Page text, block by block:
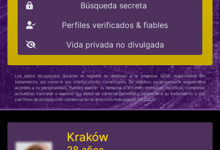
Búsqueda secreta
Perfiles verificados & fiables
Vida privada no divulgada
Los datos recopilados durante el registro se destinan a la empresa GDM, responsable del
tratamiento, así como a sus interlocutores comerciales. Su objetivo es proponerte encuentros
acordes a tu personalidad. Puedes ejercer tu derecho a acceder, consultar, rectificar, completar,
actualizar, cancelar o suprimir tus datos de carácter personal y oponerte a su tratamiento o uso
con fines de prospección comercial en la dirección indicada en las CGUV.
Kraków